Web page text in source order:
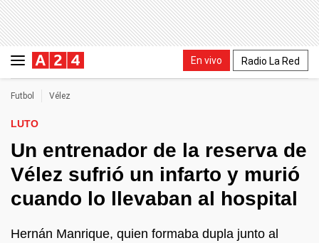
En vivo Radio La Red
Futbol Vélez
LUTO
Un entrenador de la reserva de
Vélez sufrió un infarto y murió
cuando lo llevaban al hospital
Hernán Manrique, quien formaba dupla junto al